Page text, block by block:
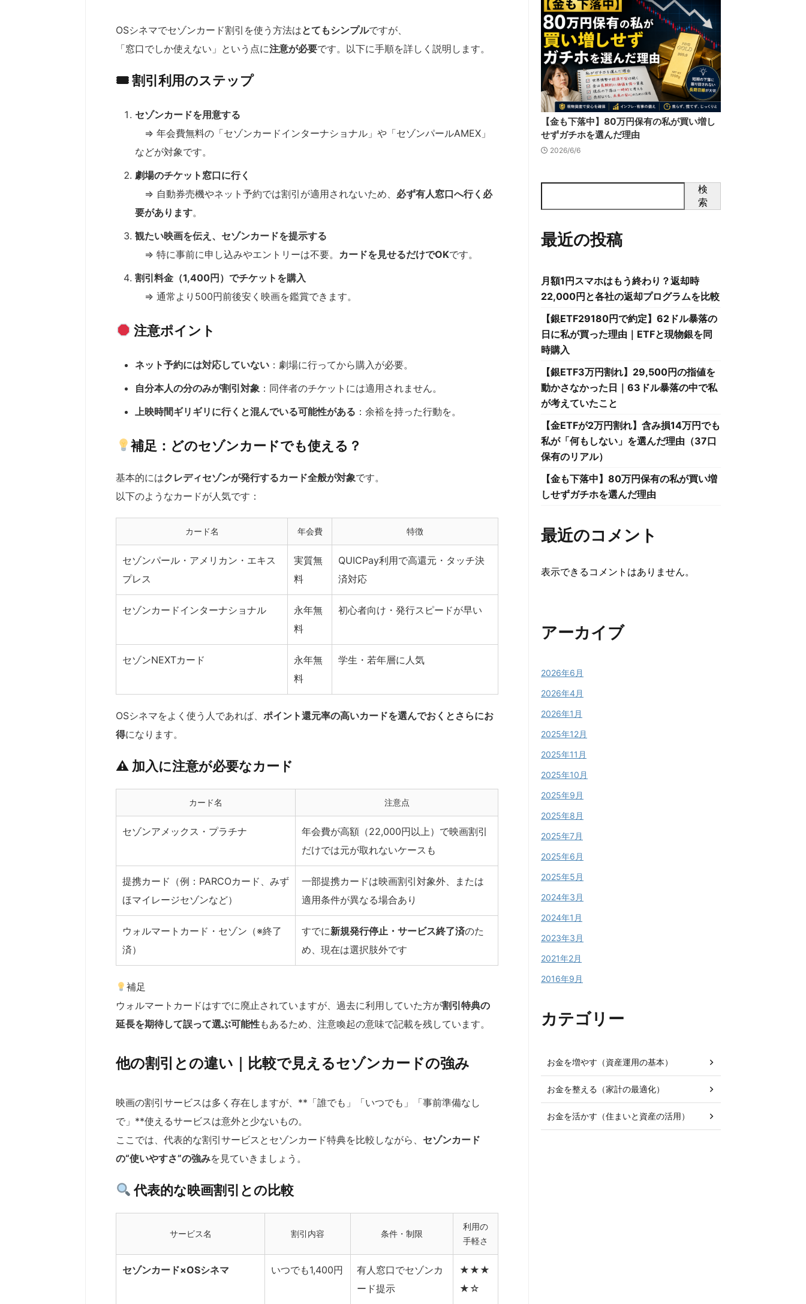
OSシネマでセゾンカード割引を使う方法はとてもシンプルですが、
「窓口でしか使えない」という点に注意が必要です。以下に手順を詳しく説明します。
🎟 割引利用のステップ
セゾンカードを用意する
⇒ 年会費無料の「セゾンカードインターナショナル」や「セゾンパールAMEX」
などが対象です。
劇場のチケット窓口に行く
⇒ 自動券売機やネット予約では割引が適用されないため、 必ず有人窓口へ行く必
要があります。
観たい映画を伝え、セゾンカードを提示する
⇒ 特に事前に申し込みやエントリーは不要。 カードを見せるだけでOKです。
割引料金（1,400円）でチケットを購入
⇒ 通常より500円前後安く映画を鑑賞できます。
注意ポイント
ネット予約には対応していない ：劇場に行ってから購入が必要。
自分本人の分のみが割引対象 ：同伴者のチケットには適用されません。
上映時間ギリギリに行くと混んでいる可能性がある ：余裕を持った行動を。
補足：どのセゾンカードでも使える？
基本的にはクレディセゾンが発行するカード全般が対象です。
以下のようなカードが人気です：
カード名 年会費 特徴
セゾンパール・アメリカン・エキス
プレス
実質無
料
QUICPay利用で高還元・タッチ決
済対応
セゾンカードインターナショナル
永年無
料
初心者向け・発行スピードが早い
セゾンNEXTカード
永年無
料
学生・若年層に人気
OSシネマをよく使う人であれば、 ポイント還元率の高いカードを選んでおくとさらにお
得になります。
⚠ 加入に注意が必要なカード
カード名 注意点
セゾンアメックス・プラチナ
年会費が高額（22,000円以上）で映画割引
だけでは元が取れないケースも
提携カード（例：PARCOカード、みず
ほマイレージセゾンなど）
一部提携カードは映画割引対象外、または
適用条件が異なる場合あり
ウォルマートカード・セゾン（※終了
済）
すでに新規発行停止・サービス終了済のた
め、現在は選択肢外です
補足
ウォルマートカードはすでに廃止されていますが、過去に利用していた方が割引特典の
延長を期待して誤って選ぶ可能性もあるため、注意喚起の意味で記載を残しています。
他の割引との違い｜比較で見えるセゾンカードの強み
映画の割引サービスは多く存在しますが、**「誰でも」「いつでも」「事前準備なし
で」**使えるサービスは意外と少ないもの。
ここでは、代表的な割引サービスとセゾンカード特典を比較しながら、 セゾンカード
の“使いやすさ”の強みを見ていきましょう。
代表的な映画割引との比較
サービス名 割引内容 条件・制限
利用の
手軽さ
セゾンカード×OSシネマ いつでも1,400円
有人窓口でセゾンカ
ード提示
★★★
★☆
【金も下落中】80万円保有の私が買い増し
せずガチホを選んだ理由
2026/6/6
検
索
最近の投稿
月額1円スマホはもう終わり？返却時
22,000円と各社の返却プログラムを比較
【銀ETF29180円で約定】62ドル暴落の
日に私が買った理由｜ETFと現物銀を同
時購入
【銀ETF3万円割れ】29,500円の指値を
動かさなかった日｜63ドル暴落の中で私
が考えていたこと
【金ETFが2万円割れ】含み損14万円でも
私が「何もしない」を選んだ理由（37口
保有のリアル）
【金も下落中】80万円保有の私が買い増
しせずガチホを選んだ理由
最近のコメント
表示できるコメントはありません。
アーカイブ
2026年6月
2026年4月
2026年1月
2025年12月
2025年11月
2025年10月
2025年9月
2025年8月
2025年7月
2025年6月
2025年5月
2024年3月
2024年1月
2023年3月
2021年2月
2016年9月
カテゴリー
お金を増やす（資産運用の基本）
お金を整える（家計の最適化）
お金を活かす（住まいと資産の活用）